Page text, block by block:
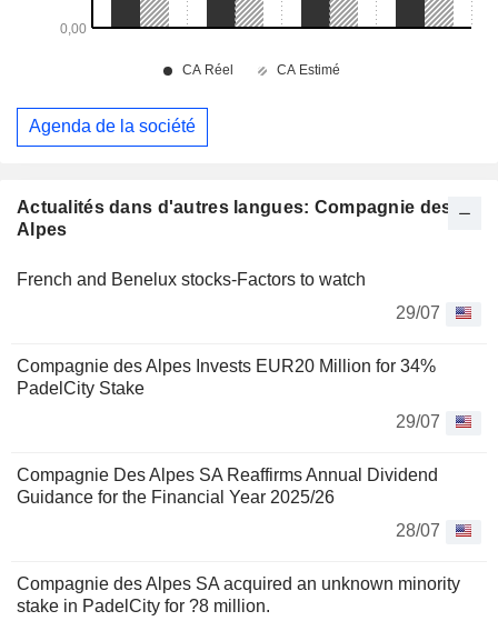
Actualités dans d'autres langues: Compagnie des
Alpes
French and Benelux stocks-Factors to watch
29/07
Compagnie des Alpes Invests EUR20 Million for 34%
PadelCity Stake
29/07
Compagnie Des Alpes SA Reaffirms Annual Dividend
Guidance for the Financial Year 2025/26
28/07
Compagnie des Alpes SA acquired an unknown minority
stake in PadelCity for ?8 million.
Agenda de la société